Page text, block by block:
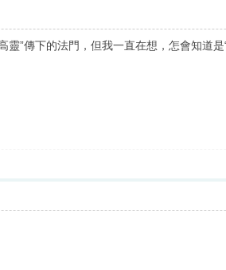
”傳下的法門，但我一直在想，怎會知道